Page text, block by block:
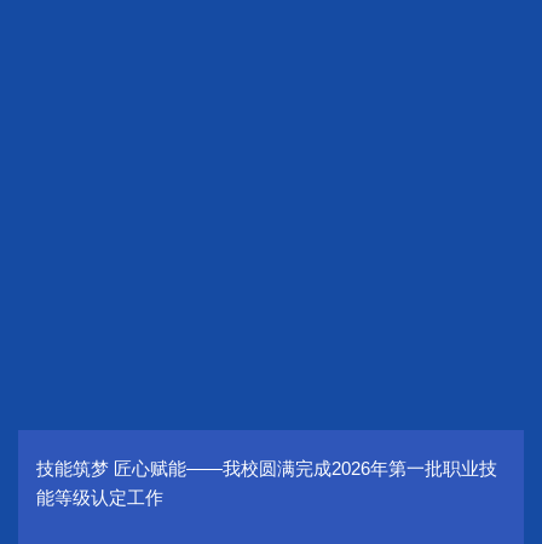
技能筑梦 匠心赋能——我校圆满完成2026年第一批职业技
能等级认定工作